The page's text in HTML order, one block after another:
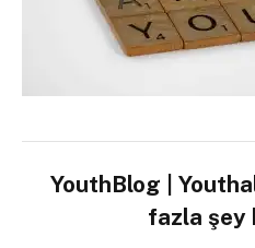
YouthBlog |
fazla şey